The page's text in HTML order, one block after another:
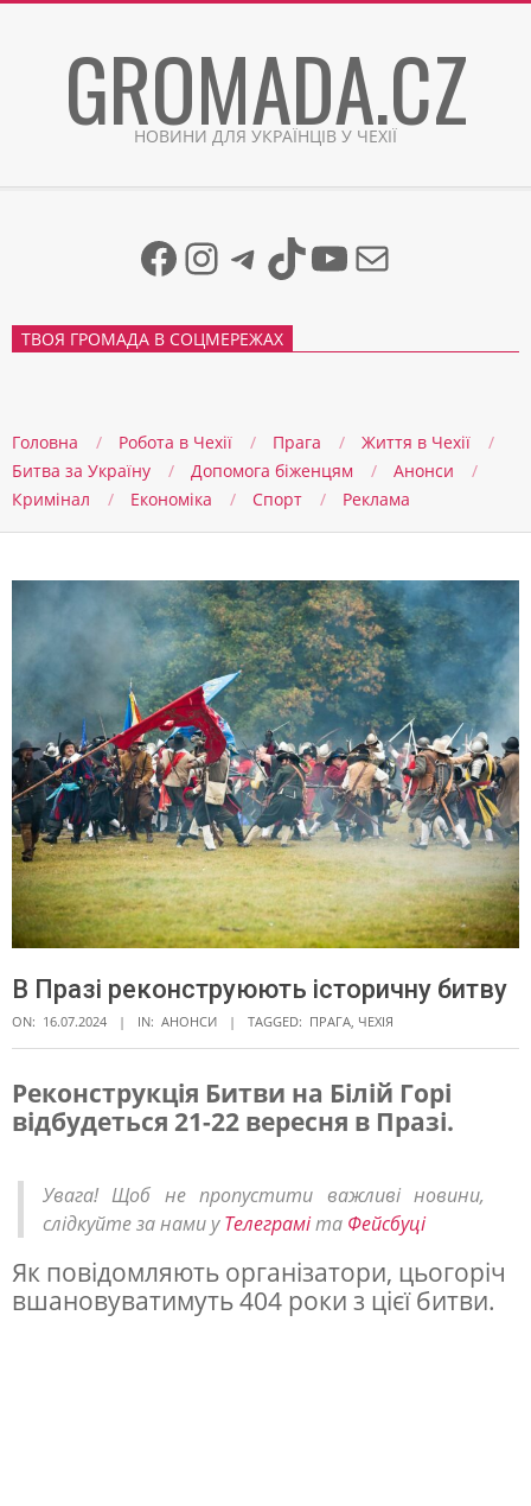
GROMADA.CZ
НОВИНИ ДЛЯ УКРАЇНЦІВ У ЧЕХІЇ
Facebook
Instagram
Telegram
TikTok
YouTube
Mail
ТВОЯ ГРОМАДА В СОЦМЕРЕЖАХ
Головна Робота в Чехії Прага
Життя в Чеxії
Битва за Україну
Допомога біженцям
Анонси
Кримінал
Економіка Спорт Реклама
В Празі реконструюють історичну битву
ON: 16.07.2024 IN: АНОНСИ TAGGED: ПРАГА, ЧЕХІЯ
В
а
з
і
Реконструкція Битви на Білій Горі
відбудеться 21-22 вересня в Празі.
Увага! Щоб не пропустити важливі новини,
слідкуйте за нами уТелеграміта Фейсбуці
Як повідомляють організатори, цьогоріч
вшановуватимуть 404 роки з цієї битви.